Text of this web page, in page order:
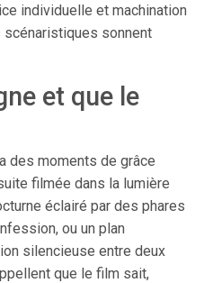
individuelle et machination
sonnent
et que le
des moments de grâce
filmée dans la lumière
éclairé par des phares
ou un plan
silencieuse entre deux
que le film sait,